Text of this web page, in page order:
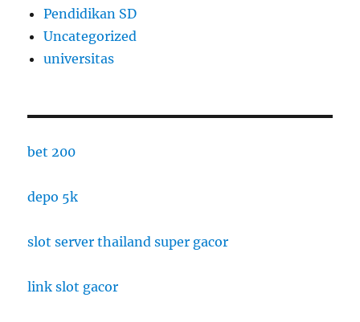
Pendidikan SD
Uncategorized
universitas
bet 200
depo 5k
slot server thailand super gacor
link slot gacor